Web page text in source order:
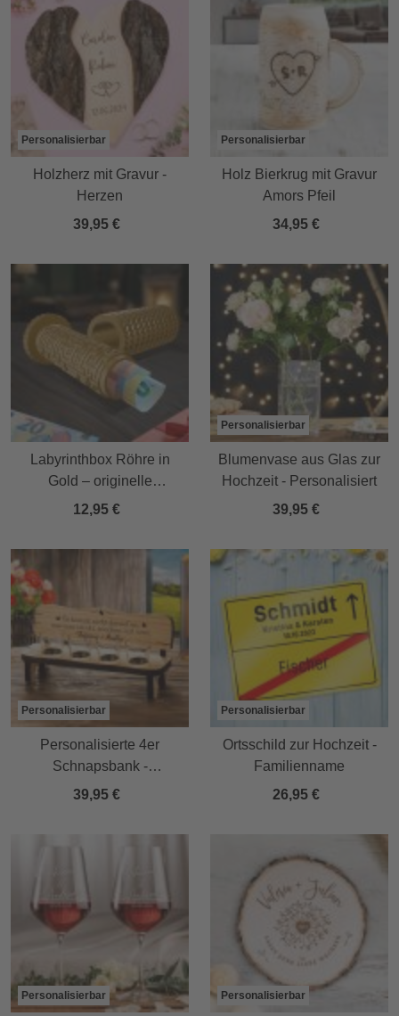
Personalisierbar
Holzherz mit Gravur -
Herzen
39,95 €
Personalisierbar
Holz Bierkrug mit Gravur
Amors Pfeil
34,95 €
Labyrinthbox Röhre in
Gold – originelle
Geschenkverpackung
12,95 €
Personalisierbar
Blumenvase aus Glas zur
Hochzeit - Personalisiert
39,95 €
Personalisierbar
Personalisierte 4er
Schnapsbank -
Trinkspruch
39,95 €
Personalisierbar
Ortsschild zur Hochzeit -
Familienname
26,95 €
Personalisierbar Personalisierbar